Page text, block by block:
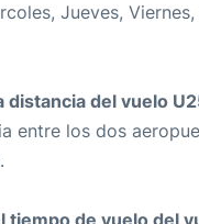
Jueves,
distancia del vuelo
entre los dos
tiempo de vuelo del